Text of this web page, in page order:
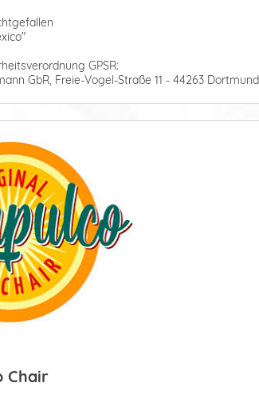
GPSR:
GbR, Freie-Vogel-Straße 11 - 44263
Chair